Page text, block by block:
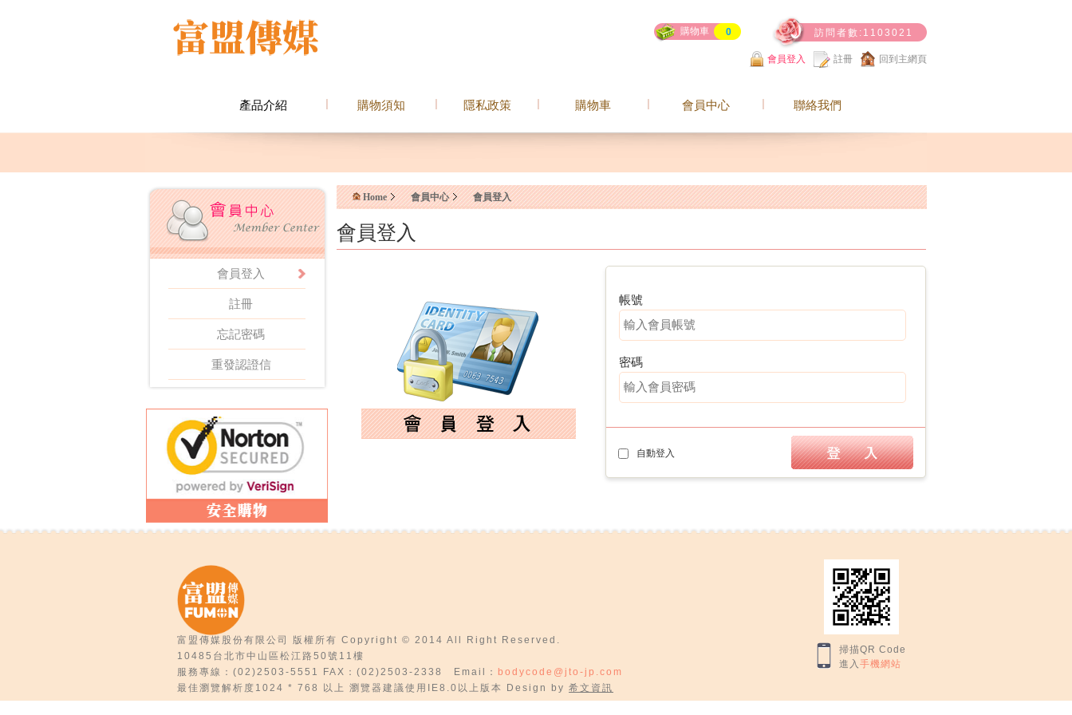
訪問者數:1103021
購物車 0
會員登入 註冊 回到主網頁
產品介紹 購物須知 隱私政策 購物車 會員中心 聯絡我們
會員登入
註冊
忘記密碼
重發認證信
Home 會員中心 會員登入
會員登入
帳號
密碼
自動登入
富盟傳媒股份有限公司 版權所有 Copyright © 2014 All Right Reserved.
10485台北市中山區松江路50號11樓
服務專線：(02)2503-5551 FAX：(02)2503-2338 Email：
bodycode@jto-jp.com
最佳瀏覽解析度1024 * 768 以上 瀏覽器建議使用IE8.0以上版本 Design by 希文資訊
掃描QR Code
進入 手機網站